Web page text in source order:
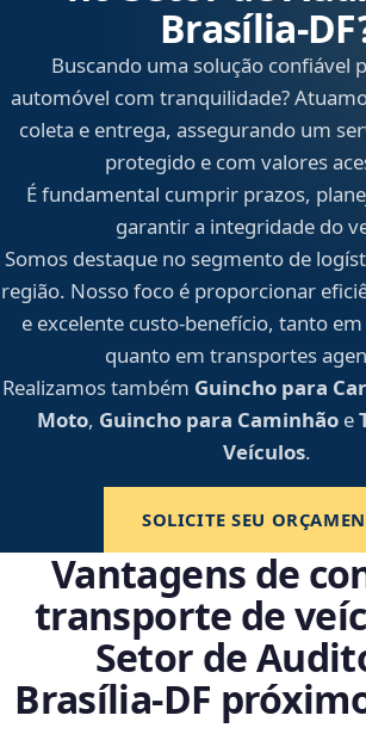
Buscando uma solução confiável
automóvel com tranquilidade?
coleta e entrega, assegurando um
protegido e com valores
É fundamental cumprir prazos,
garantir a integridade do
Somos destaque no segmento de
região. Nosso foco é proporcionar
e excelente custo-benefício, tanto
quanto em transportes
Realizamos também Guincho para
Moto, Guincho para Caminhãoe
Veículos.
SOLICITE SEU
Vantagens de
transporte de
Setor de
Brasília‑DF